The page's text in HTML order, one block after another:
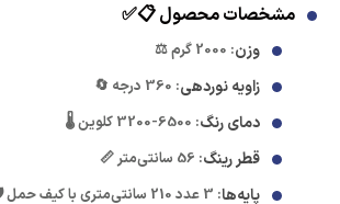
مشخصات محصول 📋✅
وزن: 2000 گرم ⚖️
زاویه نوردهی: 360 درجه 🔄
دمای رنگ: 3200-6500 کلوین 🌡️
قطر رینگ: 56 سانتی‌متر 📏
پایه‌ها: 3 عدد 210 سانتی‌متری با کیف حمل 🛡️